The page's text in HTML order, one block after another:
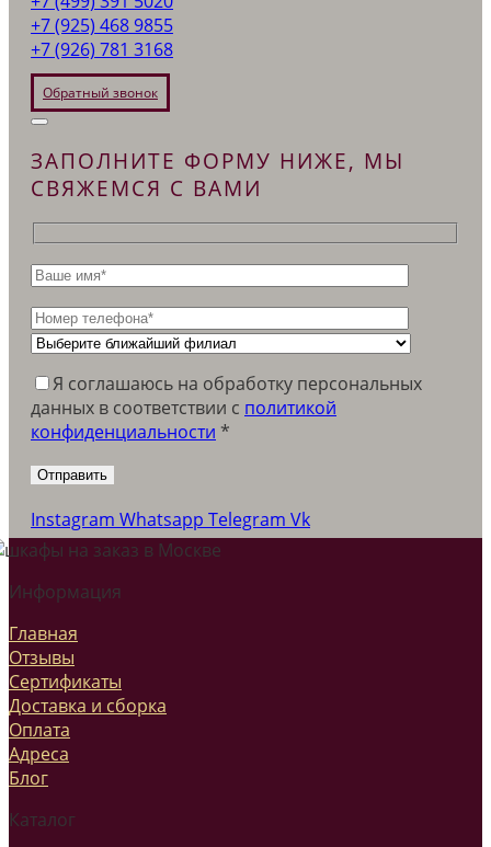
+7 (925) 468 9855
+7 (926) 781 3168
Обратный звонок
ЗАПОЛНИТЕ ФОРМУ НИЖЕ, МЫ
СВЯЖЕМСЯ С ВАМИ
Я соглашаюсь на обработку персональных
данных в соответствии c политикой
конфиденциальности *
Instagram Whatsapp Telegram Vk
Информация
Главная
Отзывы
Сертификаты
Доставка и сборка
Оплата
Адреса
Блог
Каталог